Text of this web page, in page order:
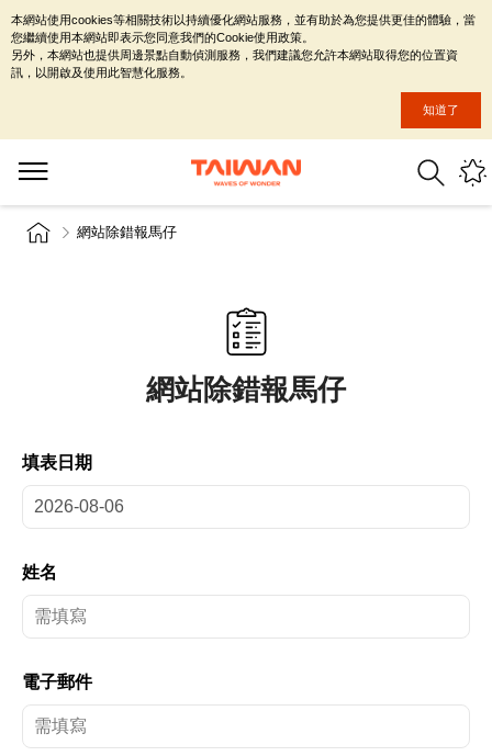
網站除錯報馬仔
網站除錯報馬仔
填表日期
姓名
電子郵件
本網站使用cookies等相關技術以持續優化網站服務，並有助於為您提供更佳的體驗，當
您繼續使用本網站即表示您同意我們的Cookie使用政策。
另外，本網站也提供周邊景點自動偵測服務，我們建議您允許本網站取得您的位置資
訊，以開啟及使用此智慧化服務。
知道了